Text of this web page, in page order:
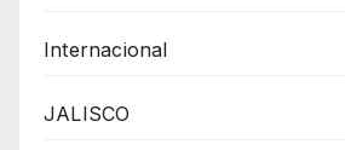
Internacional
JALISCO